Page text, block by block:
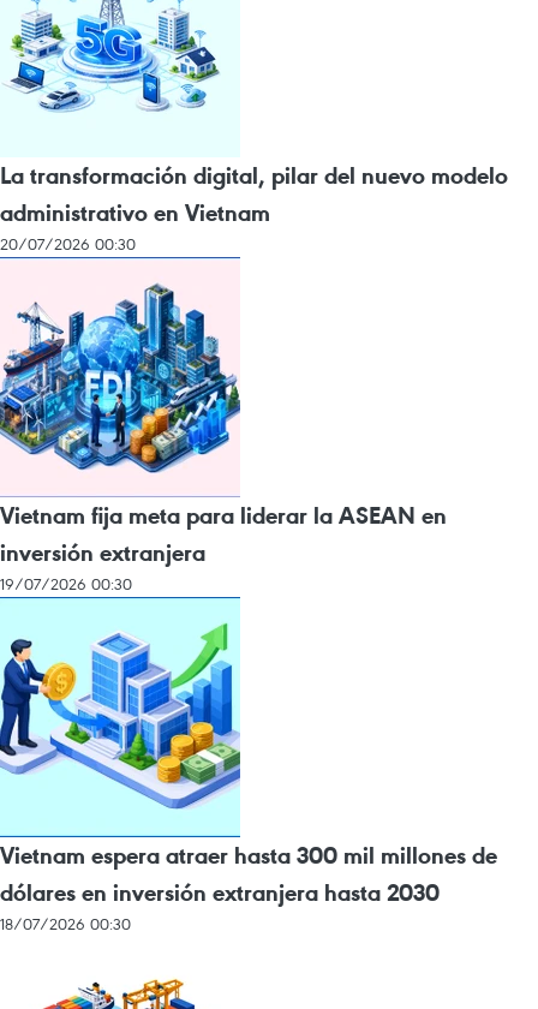
La transformación digital, pilar del nuevo modelo
administrativo en Vietnam
20/07/2026 00:30
Vietnam fija meta para liderar la ASEAN en
inversión extranjera
19/07/2026 00:30
Vietnam espera atraer hasta 300 mil millones de
dólares en inversión extranjera hasta 2030
18/07/2026 00:30